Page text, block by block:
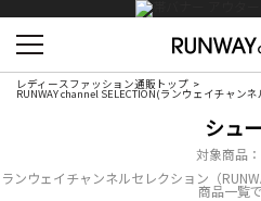
レディースファッション通販トップ
RUNWAY channel SELECTION(ランウェイチャン
シュ
対象商品：
ランウェイチャンネルセレクション（
商品一覧で